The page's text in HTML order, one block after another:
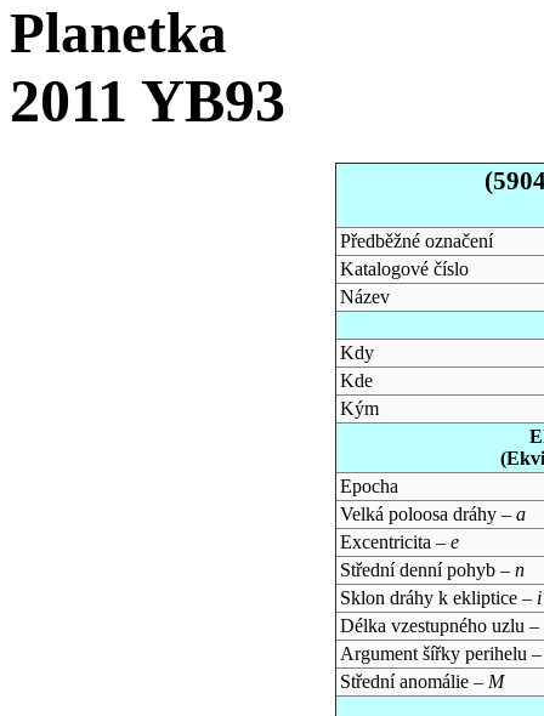
Planetka
2011 YB93
Předběžné označení
Katalogové číslo
Název
Kdy
Kde
Kým
Epocha
Velká poloosa dráhy – a
Excentricita – e
Střední denní pohyb – n
Sklon dráhy k ekliptice – i
Délka vzestupného uzlu –
Argument šířky perihelu
Střední anomálie – M